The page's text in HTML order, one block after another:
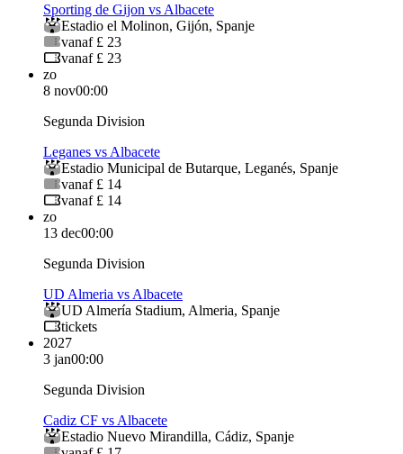
Sporting de Gijon vs Albacete
Estadio el Molinon, Gijón, Spanje
vanaf £ 23
vanaf £ 23
zo
8 nov00:00
Segunda Division
Leganes vs Albacete
Estadio Municipal de Butarque, Leganés, Spanje
vanaf £ 14
vanaf £ 14
zo
13 dec00:00
Segunda Division
UD Almeria vs Albacete
UD Almería Stadium, Almeria, Spanje
tickets
2027
3 jan00:00
Segunda Division
Cadiz CF vs Albacete
Estadio Nuevo Mirandilla, Cádiz, Spanje